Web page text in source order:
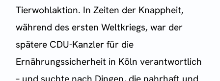
Tierwohlaktion. In Zeiten der Knappheit,
während des ersten Weltkriegs, war der
spätere CDU-Kanzler für die
Ernährungssicherheit in Köln verantwortlich